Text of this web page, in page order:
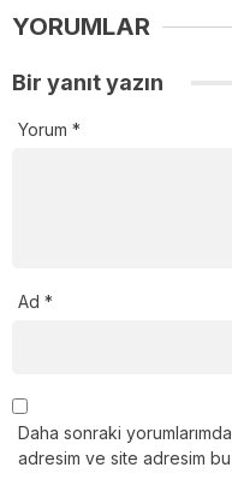
YORUMLAR
Bir yanıt yazın
Yorum *
Ad *
Daha sonraki
adresim ve site adresim bu